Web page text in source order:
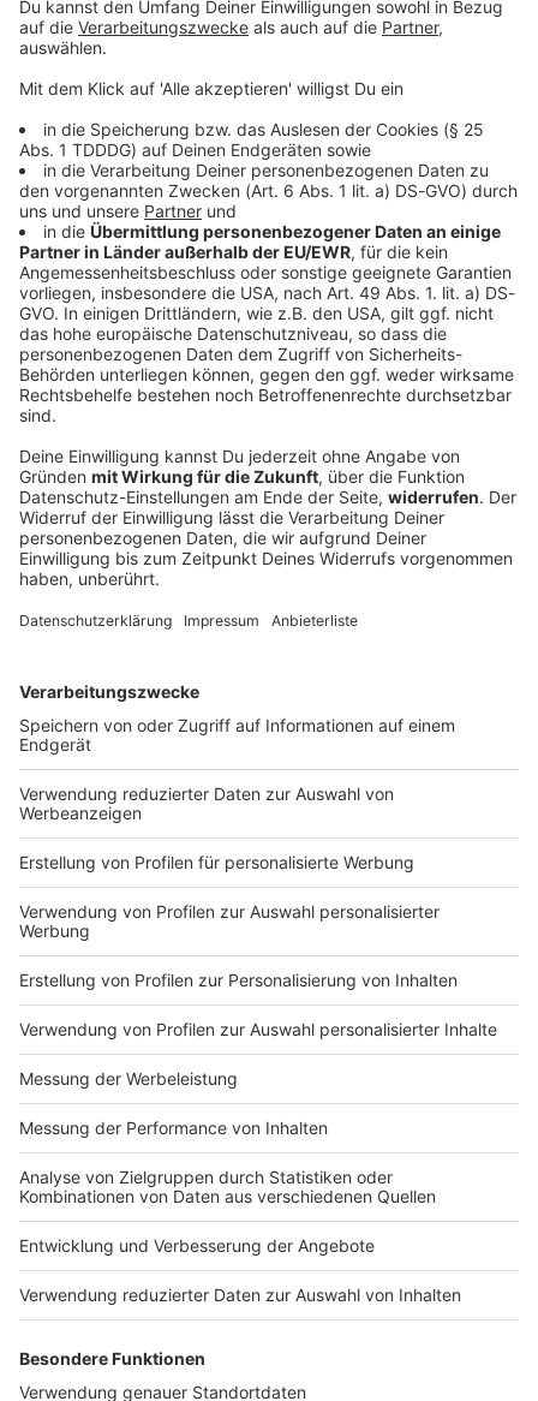
© dpa-infocom, dpa:251228-930-473281/1
DAS KÖNNTE DICH AUCH INTERESSIEREN
Bayern
trotzdem knapp Rekord
Der Münchner Apnoetaucher Minja Marinković taucht
mit einem Atemzug auf 85 Meter – doch der Rekord
bleibt knapp unerreicht. Warum der Versuch nicht
DEINE GEMERKTEN ARTIKEL
Du hast dir noch keine Artikel gemerkt
Markiere sie hierfür mit einem
Impressum
Nutzungsbedingungen
Jobs
Presse
Werben
Archiv
Kontakt
Studio-Hotline
Verkehrs-Hotline
Newsletter